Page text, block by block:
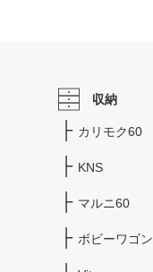
収納
カリモク60
KNS
マルニ60
ボビーワゴン